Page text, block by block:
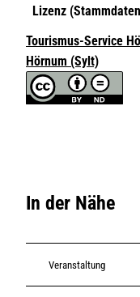
Lizenz
Tourismus-Service
Hörnum (Sylt)
In der Nähe
Veranstaltung